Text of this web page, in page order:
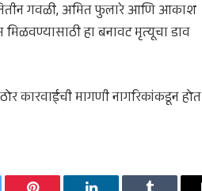
गवळी, अमित फुलारे आणि आकाश
हा बनावट मृत्यूचा डाव
कारवाईची मागणी नागरिकांकडून होत